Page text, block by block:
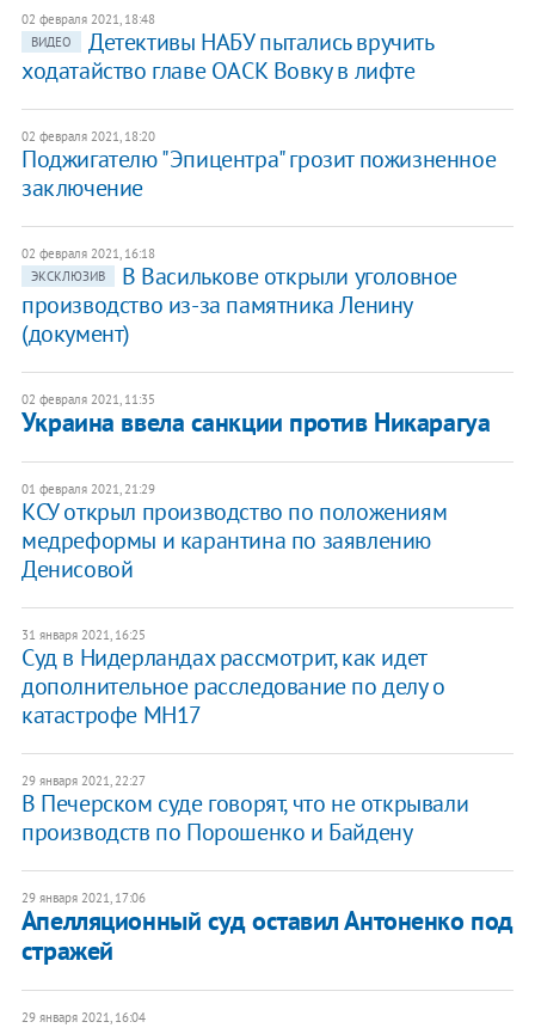
02 февраля 2021, 18:48
ВИДЕО
Детективы НАБУ пытались вручить
ходатайство главе ОАСК Вовку в лифте
02 февраля 2021, 18:20
Поджигателю "Эпицентра" грозит пожизненное
заключение
02 февраля 2021, 16:18
ЭКСКЛЮЗИВ
В Василькове открыли уголовное
производство из-за памятника Ленину
(документ)
02 февраля 2021, 11:35
Украина ввела санкции против Никарагуа
01 февраля 2021, 21:29
КСУ открыл производство по положениям
медреформы и карантина по заявлению
Денисовой
31 января 2021, 16:25
Суд в Нидерландах рассмотрит, как идет
дополнительное расследование по делу о
катастрофе МН17
29 января 2021, 22:27
В Печерском суде говорят, что не открывали
производств по Порошенко и Байдену
29 января 2021, 17:06
Апелляционный суд оставил Антоненко под
стражей
29 января 2021, 16:04